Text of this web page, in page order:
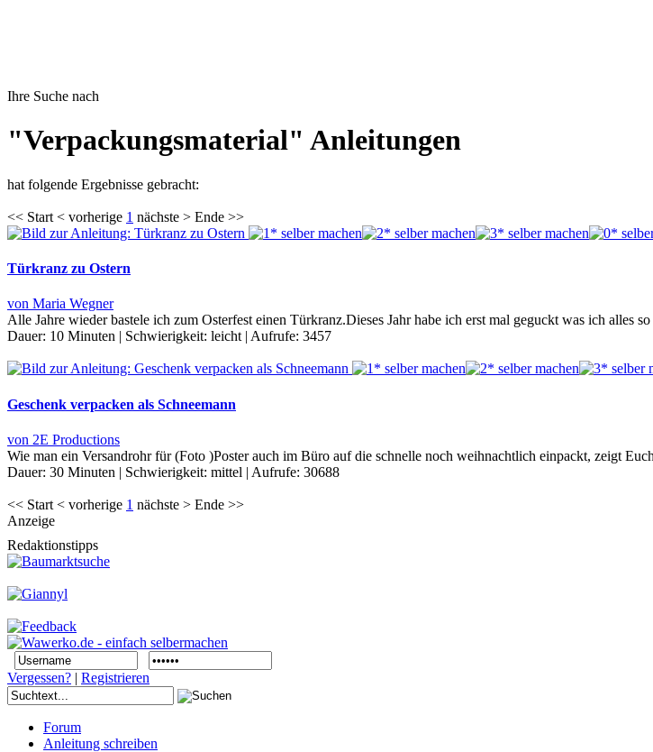
Ihre Suche nach
"Verpackungsmaterial" Anleitungen
hat folgende Ergebnisse gebracht:
<< Start < vorherige 1 nächste > Ende >>
Türkranz zu Ostern
von Maria Wegner
Alle Jahre wieder bastele ich zum Osterfest einen Türkranz.Dieses Jahr habe ich erst mal geguckt was ich alles
Dauer: 10 Minuten | Schwierigkeit: leicht | Aufrufe: 3457
Geschenk verpacken als Schneemann
von 2E Productions
Wie man ein Versandrohr für (Foto )Poster auch im Büro auf die schnelle noch weihnachtlich einpackt, zeigt
Dauer: 30 Minuten | Schwierigkeit: mittel | Aufrufe: 30688
<< Start < vorherige 1 nächste > Ende >>
Anzeige
Redaktionstipps
Vergessen? | Registrieren
Forum
Anleitung schreiben